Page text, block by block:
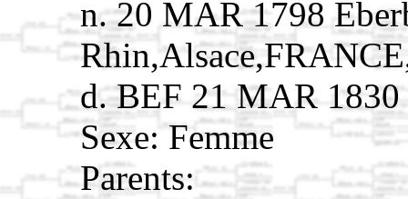
n. 20 MAR 1798
d. BEF 21 MAR 1830
Sexe: Femme
Parents: